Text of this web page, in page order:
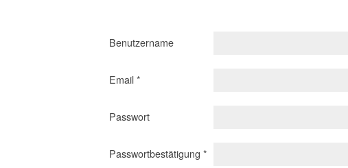
Benutzername
Email *
Passwort
Passwortbestätigung *